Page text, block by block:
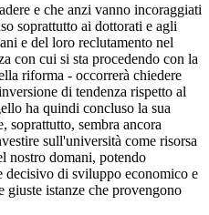
e che anzi vanno incoraggiati
soprattutto ai dottorati e agli
e del loro reclutamento nel
con cui si sta procedendo con la
riforma - occorrerà chiedere
di tendenza rispetto al
ha quindi concluso la sua
soprattutto, sembra ancora
sull'università come risorsa
nostro domani, potendo
decisivo di sviluppo economico e
giuste istanze che provengono